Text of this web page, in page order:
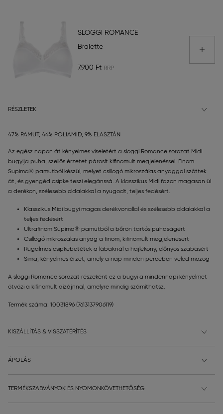
SLOGGI ROMANCE
Bralette
7.900 Ft
RÉSZLETEK
47% PAMUT, 44% POLIAMID, 9% ELASZTÁN
Az egész napon át kényelmes viseletért a sloggi Romance sorozat Midi
bugyija puha, szellős érzetet párosít kifinomult megjelenéssel. Finom
Supima® pamutból készül, melyet csillogó mikroszálas anyaggal szőttek
át, és gyengéd csipke teszi elegánssá. A klasszikus Midi fazon magasan ül
a derékon, szélesebb oldalakkal a nyugodt, teljes fedésért.
Klasszikus Midi bugyi magas derékvonallal és szélesebb oldalakkal a
teljes fedésért
Ultrafinom Supima® pamutból a bőrön tartós puhaságért
Csillogó mikroszálas anyag a finom, kifinomult megjelenésért
Rugalmas csipkebetétek a lábaknál a hajlékony, előnyös szabásért
Sima, kényelmes érzet, amely a nap minden percében veled mozog
A sloggi Romance sorozat részeként ez a bugyi a mindennapi kényelmet
ötvözi a kifinomult dizájnnal, amelyre mindig számíthatsz.
Termék száma: 10031896 (7613137906119)
KISZÁLLÍTÁS & VISSZATÉRÍTÉS
ÁPOLÁS
TERMÉKSZABVÁNYOK ÉS NYOMONKÖVETHETŐSÉG